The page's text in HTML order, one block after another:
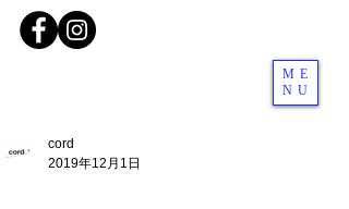
ME
NU
cord
2019年12月1日